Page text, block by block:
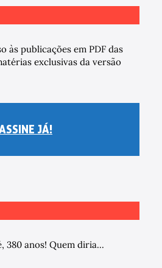
às publicações em PDF das
exclusivas da versão
JÁ!
380 anos! Quem diria...